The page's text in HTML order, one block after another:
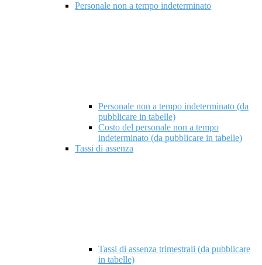
Personale non a tempo indeterminato
Personale non a tempo indeterminato (da
pubblicare in tabelle)
Costo del personale non a tempo
indeterminato (da pubblicare in tabelle)
Tassi di assenza
Tassi di assenza trimestrali (da pubblicare
in tabelle)